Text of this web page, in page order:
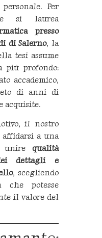
Per
si laurea
presso
di Salerno, la
tesi assume
più profondo:
accademico,
di anni di
acquisite.
il nostro
affidarsi a una
unire qualità
dettagli e
, scegliendo
potesse
il valore del